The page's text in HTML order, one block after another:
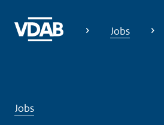
Jobs
Jobs